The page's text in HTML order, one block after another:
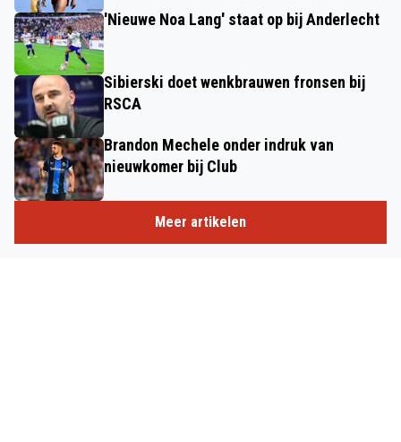
'Nieuwe Noa Lang' staat op bij Anderlecht
Sibierski doet wenkbrauwen fronsen bij
RSCA
Brandon Mechele onder indruk van
nieuwkomer bij Club
Meer artikelen